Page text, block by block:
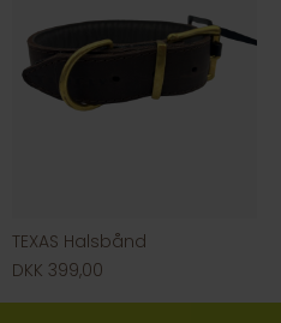
TEXAS Halsbånd
DKK 399,00